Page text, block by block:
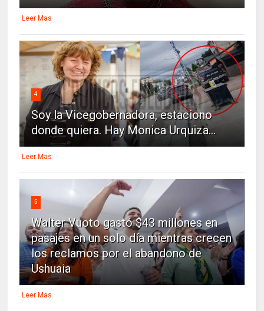
Leer Mas
4
Soy la Vicegobernadora, estaciono
donde quiera. Hay Monica Urquiza...
Leer Mas
5
Walter Vuoto gastó $43 millones en
pasajes en un solo día mientras crecen
los reclamos por el abandono de
Ushuaia
Leer Mas